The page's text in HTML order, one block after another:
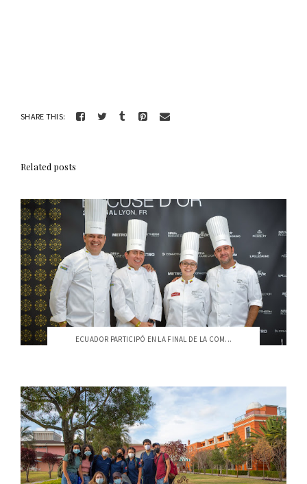
SHARE THIS:
Related posts
ECUADOR PARTICIPÓ EN LA FINAL DE LA COM...